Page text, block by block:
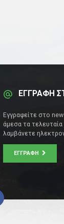
ΕΓΓΡΑΦΗ
Εγγραφείτε στο
άμεσα τα
λαμβάνετε
ΕΓΓΡΑΦΉ